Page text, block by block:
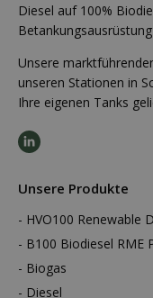
Diesel auf 100%
Unsere
unseren Stationen in
Ihre eigenen Tanks
Unsere Produkte
HVO100 Renewable
B100 Biodiesel RME
Biogas
Diesel